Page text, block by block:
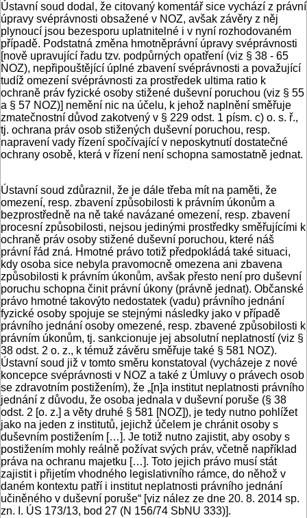
Ústavní soud dodal, že citovaný komentář sice vychází z právní
úpravy svéprávnosti obsažené v NOZ, avšak závěry z něj
plynoucí jsou bezesporu uplatnitelné i v nyní rozhodovaném
případě. Podstatná změna hmotněprávní úpravy svéprávnosti
[nově upravující řadu tzv. podpůrných opatření (viz § 38 - 65
NOZ), nepřipouštějící úplné zbavení svéprávnosti a považující
tudíž omezení svéprávnosti za prostředek ultima ratio k
ochraně práv fyzické osoby stižené duševní poruchou (viz § 55
a § 57 NOZ)] nemění nic na účelu, k jehož naplnění směřuje
zmatečnostní důvod zakotvený v § 229 odst. 1 písm. c) o. s. ř.,
tj. ochrana práv osob stižených duševní poruchou, resp.
napravení vady řízení spočívající v neposkytnutí dostatečné
ochrany osobě, která v řízení není schopna samostatně jednat.
Ústavní soud zdůraznil, že je dále třeba mít na paměti, že
omezení, resp. zbavení způsobilosti k právním úkonům a
bezprostředně na ně také navázané omezení, resp. zbavení
procesní způsobilosti, nejsou jedinými prostředky směřujícími k
ochraně práv osoby stižené duševní poruchou, které náš
právní řád zná. Hmotné právo totiž předpokládá také situaci,
kdy osoba sice nebyla pravomocně omezena ani zbavena
způsobilosti k právním úkonům, avšak přesto není pro duševní
poruchu schopna činit právní úkony (právně jednat). Občanské
právo hmotné takovýto nedostatek (vadu) právního jednání
fyzické osoby spojuje se stejnými následky jako v případě
právního jednání osoby omezené, resp. zbavené způsobilosti k
právním úkonům, tj. sankcionuje jej absolutní neplatností (viz §
38 odst. 2 o. z., k témuž závěru směřuje také § 581 NOZ).
Ústavní soud již v tomto směru konstatoval (vycházeje z nové
koncepce svéprávnosti v NOZ a také z Úmluvy o právech osob
se zdravotním postižením), že „[n]a institut neplatnosti právního
jednání z důvodu, že osoba jednala v duševní poruše (§ 38
odst. 2 [o. z.] a věty druhé § 581 [NOZ]), je tedy nutno pohlížet
jako na jeden z institutů, jejichž účelem je chránit osoby s
duševním postižením […]. Je totiž nutno zajistit, aby osoby s
postižením mohly reálně požívat svých práv, včetně například
práva na ochranu majetku […]. Toto jejich právo musí stát
zajistit i přijetím vhodného legislativního rámce, do něhož v
daném kontextu patří i institut neplatnosti právního jednání
učiněného v duševní poruše“ [viz nález ze dne 20. 8. 2014 sp.
zn. I. ÚS 173/13, bod 27 (N 156/74 SbNU 333)].